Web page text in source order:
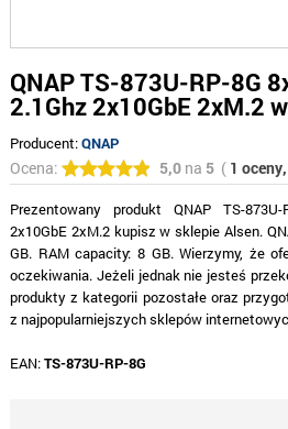
QNAP TS-873U-RP-8G
2.1Ghz 2x10GbE 2xM.2
Producent:QNAP
Ocena: 5,0na 5( 1 oceny,
Prezentowany produkt QNAP TS-
2x10GbE 2xM.2 kupisz w sklepie Alsen.
GB. RAM capacity: 8 GB. Wierzymy, że
oczekiwania. Jeżeli jednak nie jesteś
produkty z kategorii pozostałe oraz
z najpopularniejszych sklepów
EAN:TS-873U-RP-8G